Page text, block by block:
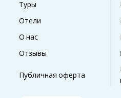
Туры
Отели
О нас
Отзывы
Публичная оферта